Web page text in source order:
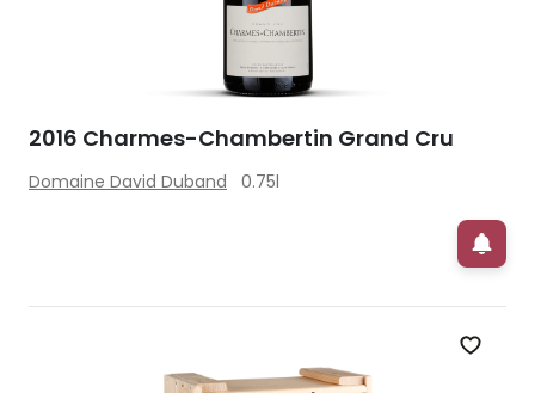
2016 Charmes-Chambertin Grand Cru
Domaine David Duband 0.75l
Zet